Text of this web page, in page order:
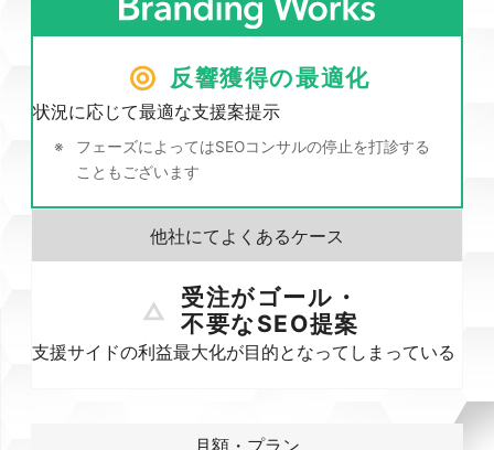
反響獲得の最適化
状況に応じて最適な支援案提示
フェーズによってはSEOコンサルの停止を打診する
こともございます
受注がゴール・
不要なSEO提案
支援サイドの利益最大化が目的となってしまっている